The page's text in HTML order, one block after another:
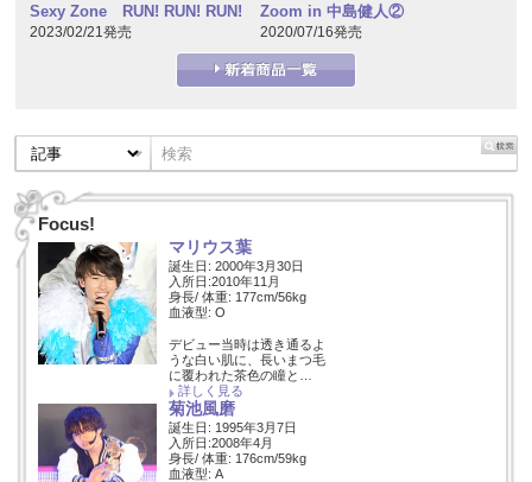
Sexy Zone RUN! RUN! RUN!
2023/02/21発売
Zoom in 中島健人②
2020/07/16発売
Focus!
マリウス葉
誕生日: 2000年3月30日
入所日:2010年11月
身長/ 体重: 177cm/56kg
血液型: O
デビュー当時は透き通るよ
うな白い肌に、長いまつ毛
に覆われた茶色の瞳と…
詳しく見る
菊池風磨
誕生日: 1995年3月7日
入所日:2008年4月
身長/ 体重: 176cm/59kg
血液型: A